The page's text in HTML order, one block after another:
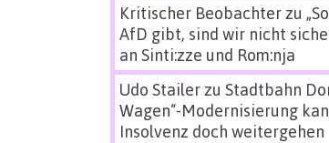
Kritischer Beobachterzu
AfD gibt, sind wir nicht
an Sinti:zze und Rom:nja
Udo Stailerzu Stadtbahn
Wagen“-Modernisierung
Insolvenz doch weitergehen